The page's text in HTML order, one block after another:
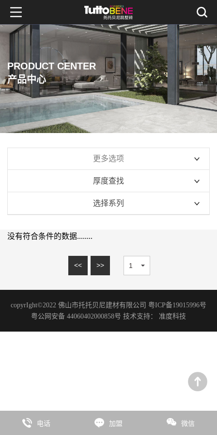
PRODUCT CENTER
产品中心
更多选项
厚度查找
10mm系列
选择系列
木纹砖系列
板岩系列
洞石系列
花岗岩系列
板岩系列
石尚系列
没有符合条件的数据........
<< >>
copyrIght©2022 佛山市托托贝尼建材有限公司 粤ICP备19015996号
粤公网安备 44060402000858号 技术支持： 准度科技
电话 加盟 微信